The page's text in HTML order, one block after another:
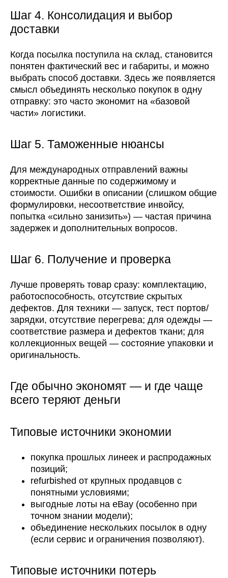
Шаг 4. Консолидация и выбор
доставки
Когда посылка поступила на склад, становится
понятен фактический вес и габариты, и можно
выбрать способ доставки. Здесь же появляется
смысл объединять несколько покупок в одну
отправку: это часто экономит на «базовой
части» логистики.
Шаг 5. Таможенные нюансы
Для международных отправлений важны
корректные данные по содержимому и
стоимости. Ошибки в описании (слишком общие
формулировки, несоответствие инвойсу,
попытка «сильно занизить») — частая причина
задержек и дополнительных вопросов.
Шаг 6. Получение и проверка
Лучше проверять товар сразу: комплектацию,
работоспособность, отсутствие скрытых
дефектов. Для техники — запуск, тест портов/
зарядки, отсутствие перегрева; для одежды —
соответствие размера и дефектов ткани; для
коллекционных вещей — состояние упаковки и
оригинальность.
Где обычно экономят — и где чаще
всего теряют деньги
Типовые источники экономии
покупка прошлых линеек и распродажных
позиций;
refurbished от крупных продавцов с
понятными условиями;
выгодные лоты на eBay (особенно при
точном знании модели);
объединение нескольких посылок в одну
(если сервис и ограничения позволяют).
Типовые источники потерь